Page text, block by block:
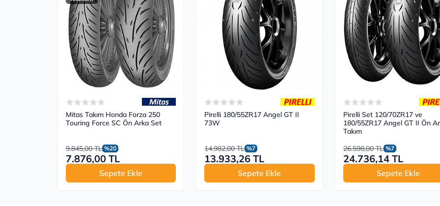
Mitas Takım Honda Forza 250
Touring Force SC Ön Arka Set
9.845,00 TL %20
7.876,00 TL
Sepete Ekle
Pirelli 180/55ZR17 Angel GT II
73W
14.982,00 TL %7
13.933,26 TL
Sepete Ekle
Pirelli Set 120/70ZR17 ve
180/55ZR17 Angel GT II Ön
Takım
26.598,00 TL %7
24.736,14 TL
Sepete Ekle